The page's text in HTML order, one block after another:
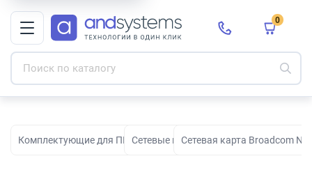
0
Комплектующие для ПК, сборки и модернизации
Сетевые картыСетевая карта Broadcom